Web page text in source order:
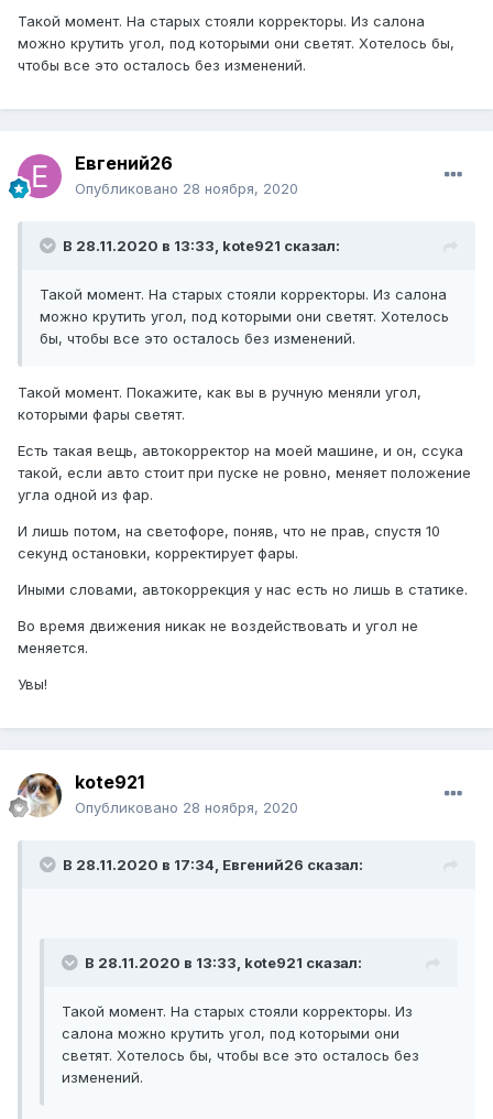
Такой момент. На старых стояли корректоры. Из салона
можно крутить угол, под которыми они светят. Хотелось бы,
чтобы все это осталось без изменений.
Евгений26
Опубликовано 28 ноября, 2020
В 28.11.2020 в 13:33, kote921 сказал:
Такой момент. На старых стояли корректоры. Из салона
можно крутить угол, под которыми они светят. Хотелось
бы, чтобы все это осталось без изменений.
Такой момент. Покажите, как вы в ручную меняли угол,
которыми фары светят.
Есть такая вещь, автокорректор на моей машине, и он, ссука
такой, если авто стоит при пуске не ровно, меняет положение
угла одной из фар.
И лишь потом, на светофоре, поняв, что не прав, спустя 10
секунд остановки, корректирует фары.
Иными словами, автокоррекция у нас есть но лишь в статике.
Во время движения никак не воздействовать и угол не
меняется.
Увы!
kote921
Опубликовано 28 ноября, 2020
В 28.11.2020 в 17:34, Евгений26 сказал:
В 28.11.2020 в 13:33, kote921 сказал:
Такой момент. На старых стояли корректоры. Из
салона можно крутить угол, под которыми они
светят. Хотелось бы, чтобы все это осталось без
изменений.